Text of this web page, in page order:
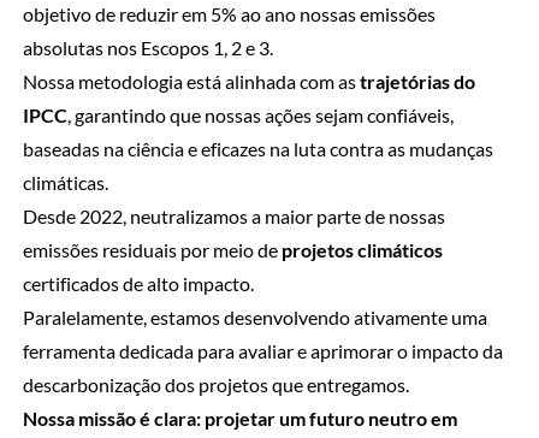
objetivo de reduzir em 5% ao ano nossas emissões
absolutas nos Escopos 1, 2 e 3.
Nossa metodologia está alinhada com astrajetórias do
IPCC, garantindo que nossas ações sejam confiáveis,
baseadas na ciência e eficazes na luta contra as mudanças
climáticas.
Desde 2022, neutralizamos a maior parte de nossas
emissões residuais por meio de projetos climáticos
certificados de alto impacto.
Paralelamente, estamos desenvolvendo ativamente uma
ferramenta dedicada para avaliar e aprimorar o impacto da
descarbonização dos projetos que entregamos.
Nossa missão é clara: projetar um futuro neutro em